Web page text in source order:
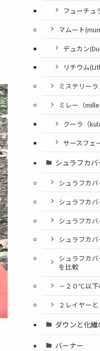
フューチュ
マムート
デュカン
リチウム
ミステリー
ミレー（millet
クーラ（kula
サースフェ
シュラフカバ
シュラフカ
シュラフカ
シュラフカ
シュラフカ
シュラフカ
を比較
－２０℃以下
２レイヤー
ダウンと化
バーナー